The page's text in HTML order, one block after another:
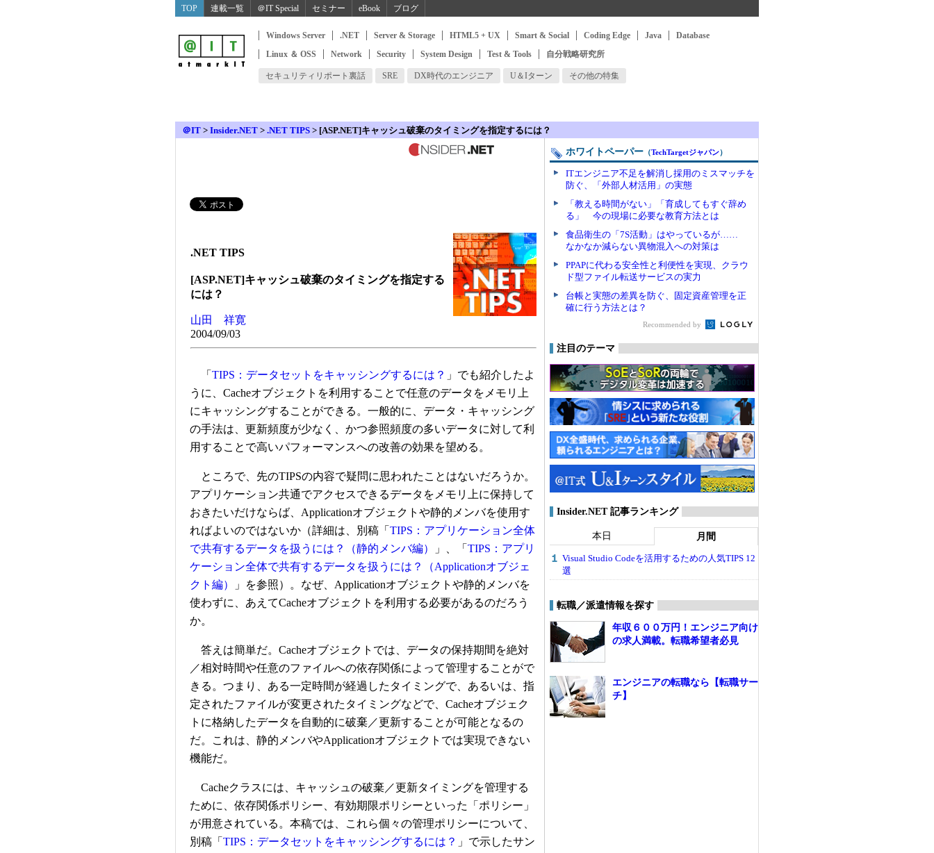
TOP 連載一覧 ＠IT Special セミナー eBook ブログ
Windows Server .NET Server & Storage HTML5 + UX Smart & Social Coding Edge Java
Database
Linux ＆ OSS
Network Security System Design Test & Tools 自分戦略研究所
セキュリティリポート裏話 SRE DX時代のエンジニア U＆Iターン その他の特集
＠IT > Insider.NET > .NET TIPS > [ASP.NET]キャッシュ破棄のタイミングを指定するには？
.NET TIPS
[ASP.NET]キャッシュ破棄のタイミングを指定する
には？
山田 祥寛
2004/09/03
「 TIPS：データセットをキャッシングするには？ 」でも紹介したよ
うに、Cacheオブジェクトを利用することで任意のデータをメモリ上
にキャッシングすることができる。一般的に、データ・キャッシング
の手法は、更新頻度が少なく、かつ参照頻度の多いデータに対して利
用することで高いパフォーマンスへの改善の効果を望める。
ところで、先のTIPSの内容で疑問に思われたことはないだろうか。
アプリケーション共通でアクセスできるデータをメモリ上に保持して
おきたいだけならば、Applicationオブジェクトや静的メンバを使用す
ればよいのではないか（詳細は、別稿「 TIPS：アプリケーション全体
で共有するデータを扱うには？（静的メンバ編）
」、「 TIPS：アプリ
ケーション全体で共有するデータを扱うには？（Applicationオブジェ
クト編）
」を参照）。なぜ、Applicationオブジェクトや静的メンバを
使わずに、あえてCacheオブジェクトを利用する必要があるのだろう
か。
答えは簡単だ。Cacheオブジェクトでは、データの保持期間を絶対
／相対時間や任意のファイルへの依存関係によって管理することがで
きる。つまり、ある一定時間が経過したタイミングで、あるいは、指
定されたファイルが変更されたタイミングなどで、Cacheオブジェク
トに格納したデータを自動的に破棄／更新することが可能となるの
だ。これは、静的メンバやApplicationオブジェクトでは実現できない
機能だ。
Cacheクラスには、キャッシュの破棄／更新タイミングを管理する
ために、依存関係ポリシー、有効期限ポリシーといった「ポリシー」
が用意されている。本稿では、これら個々の管理ポリシーについて、
別稿「 TIPS：データセットをキャッシングするには？ 」で示したサン
ホワイトペーパー （TechTargetジャパン）
ITエンジニア不足を解消し採用のミスマッチを
防ぐ、「外部人材活用」の実態
「教える時間がない」「育成してもすぐ辞め
る」 今の現場に必要な教育方法とは
食品衛生の「7S活動」はやっているが……
なかなか減らない異物混入への対策は
PPAPに代わる安全性と利便性を実現、クラウ
ド型ファイル転送サービスの実力
台帳と実態の差異を防ぐ、固定資産管理を正
確に行う方法とは？
Recommended by
注目のテーマ
Insider.NET 記事ランキング
本日 月間
Visual Studio Codeを活用するための人気TIPS 12
選
転職／派遣情報を探す
年収６００万円！エンジニア向け
の求人満載。転職希望者必見
エンジニアの転職なら【転職サー
チ】